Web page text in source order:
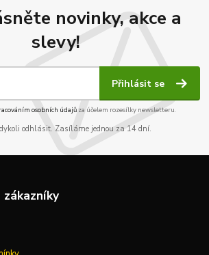
novinky, akce a
slevy!
Přihlásit se
osobních údajůza účelem rozesílky newsletteru.
odhlásit. Zasíláme jednou za 14 dní.